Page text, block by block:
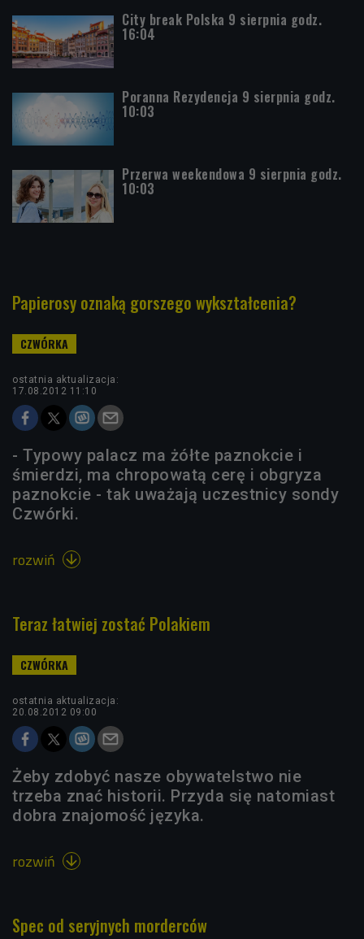
City break Polska 9 sierpnia godz.
16:04
Poranna Rezydencja 9 sierpnia godz.
10:03
Przerwa weekendowa 9 sierpnia godz.
10:03
Papierosy oznaką gorszego wykształcenia?
ostatnia aktualizacja:
17.08.2012 11:10
- Typowy palacz ma żółte paznokcie i
śmierdzi, ma chropowatą cerę i obgryza
paznokcie - tak uważają uczestnicy sondy
Czwórki.
rozwiń 
Teraz łatwiej zostać Polakiem
ostatnia aktualizacja:
20.08.2012 09:00
Żeby zdobyć nasze obywatelstwo nie
trzeba znać historii. Przyda się natomiast
dobra znajomość języka.
rozwiń 
Spec od seryjnych morderców